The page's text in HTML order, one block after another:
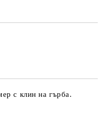
с клин на гърба.